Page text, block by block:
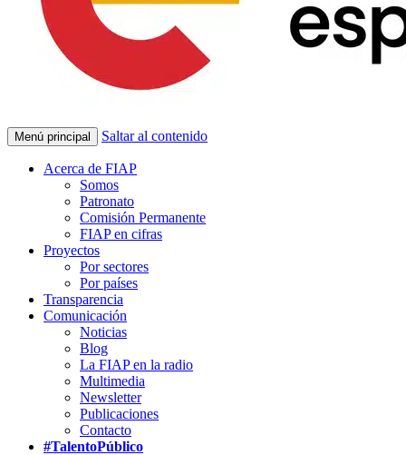
Menú principal Saltar al contenido
Acerca de FIAP
Somos
Patronato
Comisión Permanente
FIAP en cifras
Proyectos
Por sectores
Por países
Transparencia
Comunicación
Noticias
Blog
La FIAP en la radio
Multimedia
Newsletter
Publicaciones
Contacto
#TalentoPúblico